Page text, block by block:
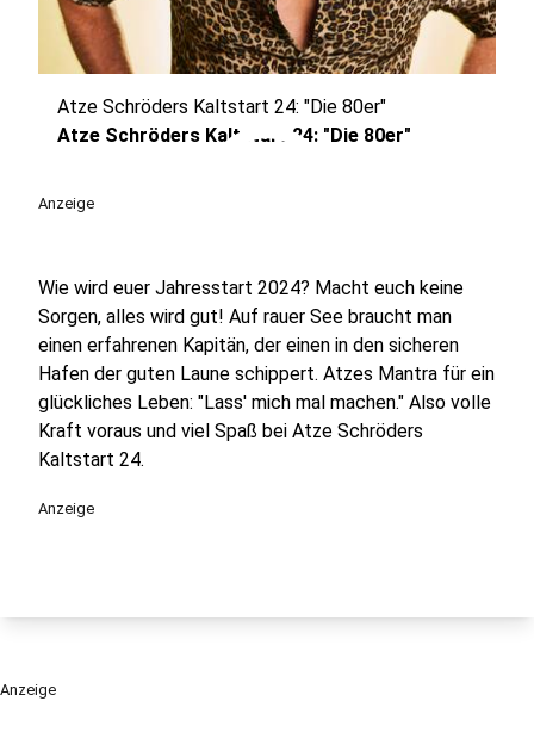
play_circle
Atze Schröders Kaltstart 24: "Die 80er"
Atze Schröders Kaltstart 24: "Die 80er"
Anzeige
Wie wird euer Jahresstart 2024? Macht euch keine
Sorgen, alles wird gut! Auf rauer See braucht man
einen erfahrenen Kapitän, der einen in den sicheren
Hafen der guten Laune schippert. Atzes Mantra für ein
glückliches Leben: "Lass' mich mal machen." Also volle
Kraft voraus und viel Spaß bei Atze Schröders
Kaltstart 24.
Anzeige
Anzeige